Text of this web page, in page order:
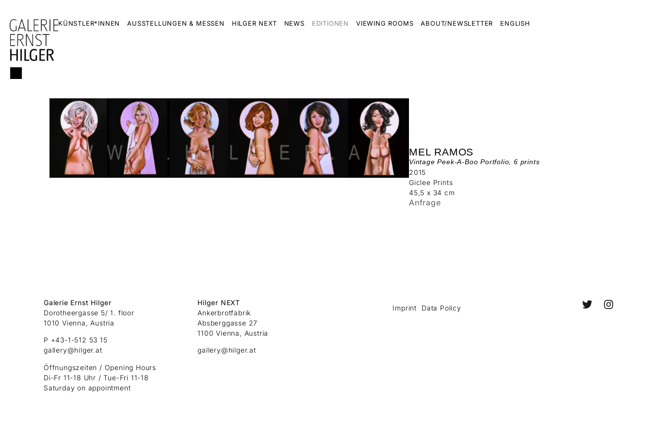
KÜNSTLER*INNEN AUSSTELLUNGEN & MESSEN HILGER NEXT NEWS EDITIONEN VIEWING ROOMS ABOUT/NEWSLETTER ENGLISH
MEL RAMOS
Vintage Peek-A-Boo Portfolio, 6 prints
2015
Giclee Prints
45,5 x 34 cm
Anfrage
Galerie Ernst Hilger
Dorotheergasse 5/ 1. floor
1010 Vienna, Austria
P +43-1-512 53 15
gallery@hilger.at
Öffnungszeiten / Opening Hours
Di-Fr 11-18 Uhr / Tue-Fri 11-18
Saturday on appointment
Hilger NEXT
Ankerbrotfabrik
Absberggasse 27
1100 Vienna, Austria
gallery@hilger.at
Imprint Data Policy